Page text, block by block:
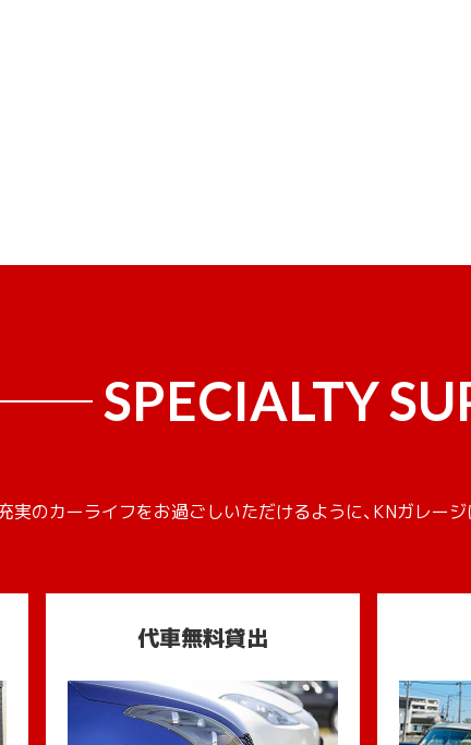
SPECIALTY
実のカーライフをお過ごしいただけるように、KNガレー
代車無料貸出